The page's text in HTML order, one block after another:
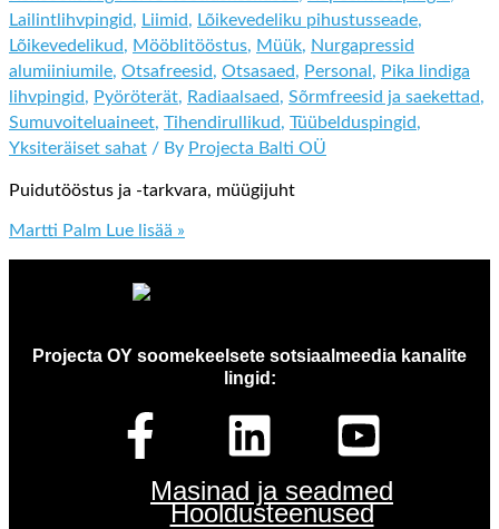
Lailintlihvpingid, Liimid, Lõikevedeliku pihustusseade,
Lõikevedelikud, Mööblitööstus, Müük, Nurgapressid
alumiiniumile, Otsafreesid, Otsasaed, Personal , Pika lindiga
lihvpingid, Pyöröterät, Radiaalsaed, Sõrmfreesid ja saekettad,
Sumuvoiteluaineet, Tihendirullikud, Tüübelduspingid,
Yksiteräiset sahat / By Projecta Balti OÜ
Puidutööstus ja -tarkvara, müügijuht
Martti Palm Lue lisää »
Projecta OY soomekeelsete sotsiaalmeedia kanalite
lingid:
Masinad ja seadmed
Hooldusteenused